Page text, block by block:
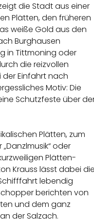
die Stadt aus einer
Plätten, den früheren
weiße Gold aus den
Burghausen
in Tittmoning oder
die reizvollen
der Einfahrt nach
Motiv: Die
Schutzfeste über
Plätten, zum
oder
Plätten-
Krauss lässt dabei
lebendig
berichten von
und dem ganz
der Salzach.